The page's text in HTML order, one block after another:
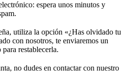
espera unos minutos y
utiliza la opción «¿Has olvidado tu
con nosotros, te enviaremos un
restablecerla.
no dudes en contactar con nuestro